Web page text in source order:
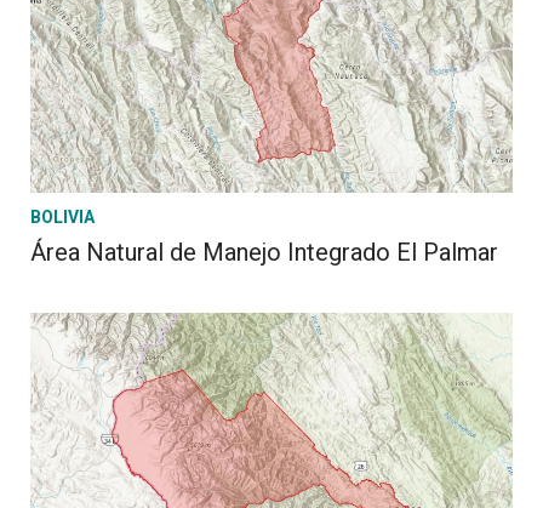
BOLIVIA
Área Natural de Manejo Integrado El Palmar